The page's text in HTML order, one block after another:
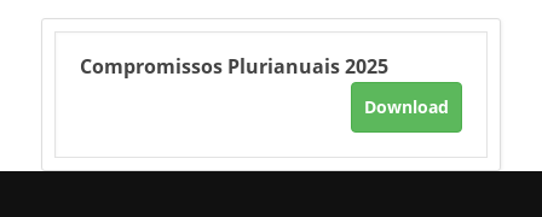
Compromissos Plurianuais 2025
Download